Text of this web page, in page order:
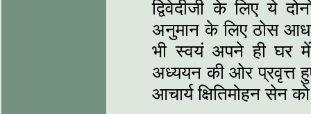
द्विवेदीजी के लिए ये
अनुमान के लिए ठोस
भी स्‍वयं अपने ही घर में
अध्‍ययन की ओर प्रवृत्त
आचार्य क्षितिमोहन सेन